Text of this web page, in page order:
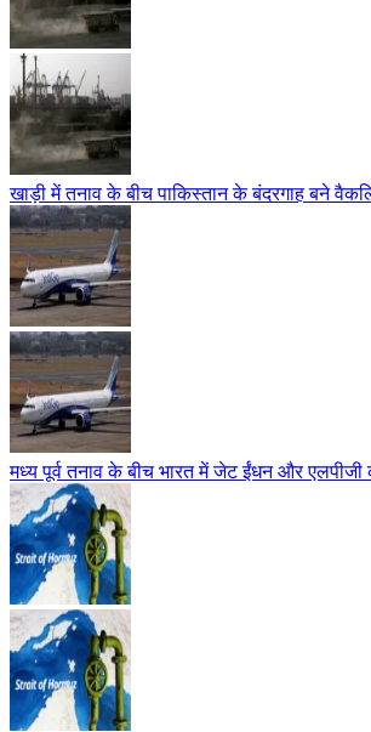
खाड़ी में तनाव के बीच पाकिस्तान के बंदरगाह बने
मध्य पूर्व तनाव के बीच भारत में जेट ईंधन और एलपीजी